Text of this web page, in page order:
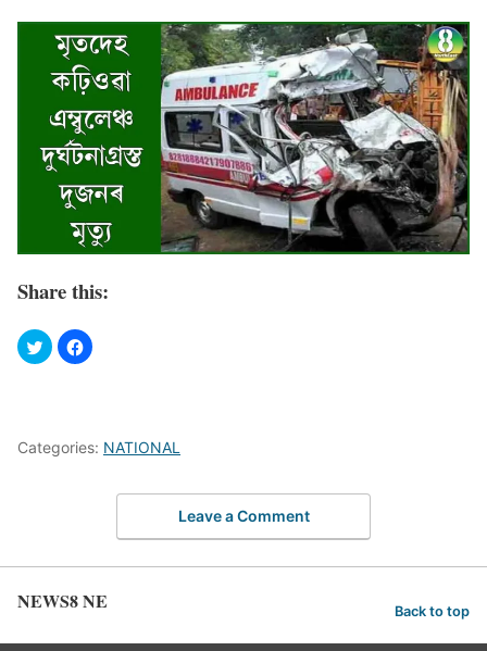
Share this:
Categories: NATIONAL
Leave a Comment
NEWS8 NE Back to top